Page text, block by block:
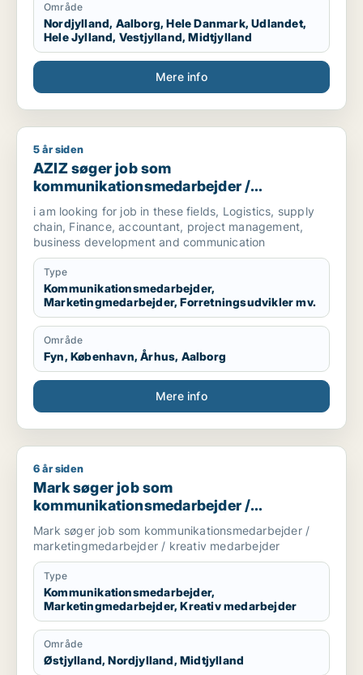
Område
Nordjylland, Aalborg, Hele Danmark, Udlandet,
Hele Jylland, Vestjylland, Midtjylland
Mere info
AZIZ søger job som kommunikationsmedarbejder /
5 år siden
AZIZ søger job som
kommunikationsmedarbejder /
marketingmedarbejder /
forretningsudvikler /
regnskabsmedarbejder / revisor
i am looking for job in these fields, Logistics, supply
chain, Finance, accountant, project management,
business development and communication
Type
Kommunikationsmedarbejder,
Marketingmedarbejder, Forretningsudvikler mv.
Område
Fyn, København, Århus, Aalborg
Mere info
Mark søger job som kommunikationsmedarbejder /
6 år siden
Mark søger job som
kommunikationsmedarbejder /
marketingmedarbejder / kreativ
medarbejder
Mark søger job som kommunikationsmedarbejder /
marketingmedarbejder / kreativ medarbejder
Type
Kommunikationsmedarbejder,
Marketingmedarbejder, Kreativ medarbejder
Område
Østjylland, Nordjylland, Midtjylland